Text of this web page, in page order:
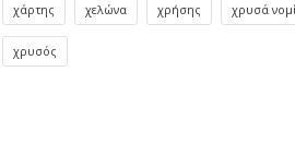
χάρτης χελώνα χρήσης χρυσά
χρυσός